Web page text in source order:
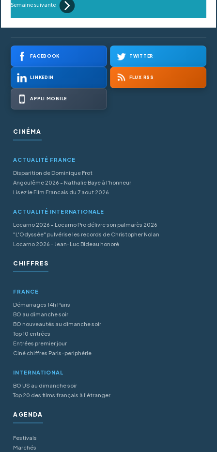
Semaine suivante
FACEBOOK TWITTER
LINKEDIN FLUX RSS
APPLI MOBILE
CINÉMA
ACTUALITÉ FRANCE
Disparition de Dominique Frot
Angoulême 2026 - Nathalie Baye à l'honneur
Lisez le Film Francais du 7 aout 2026
ACTUALITÉ INTERNATIONALE
Locarno 2026 - Locarno Pro délivre son palmarès 2026
"L'Odyssée" pulvérise les records de Christopher Nolan
Locarno 2026 - Jean-Luc Bideau honoré
CHIFFRES
FRANCE
Démarrages 14h Paris
BO au dimanche soir
BO nouveautés au dimanche soir
Top 10 entrées
Entrées premier jour
Ciné chiffres Paris-periphérie
INTERNATIONAL
BO US au dimanche soir
Top 20 des films français à l’étranger
AGENDA
Festivals
Marchés